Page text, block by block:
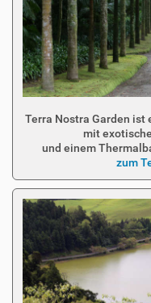
Terra Nostra Garden
mit
und einem
zum